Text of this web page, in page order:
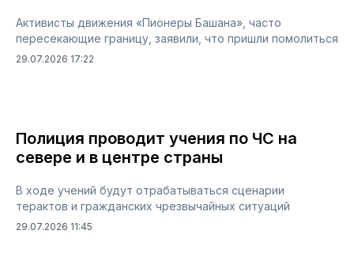
Активисты движения «Пионеры Башана», часто
пересекающие границу, заявили, что пришли помолиться
29.07.2026 17:22
Полиция проводит учения по ЧС на
севере и в центре страны
В ходе учений будут отрабатываться сценарии
терактов и гражданских чрезвычайных ситуаций
29.07.2026 11:45